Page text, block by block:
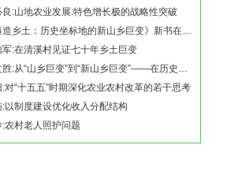
良:山地农业发展:特色增长极的战略性突破
《再造乡土：历史坐标地的新山乡巨变》新书在赫山清溪村首发
军:在清溪村见证七十年乡土巨变
陈文胜:从“山乡巨变”到“新山乡巨变”——在历史坐标地观察中国乡村现代化
:对“十五五”时期深化农业农村改革的若干思考
:以制度建设优化收入分配结构
:农村老人照护问题